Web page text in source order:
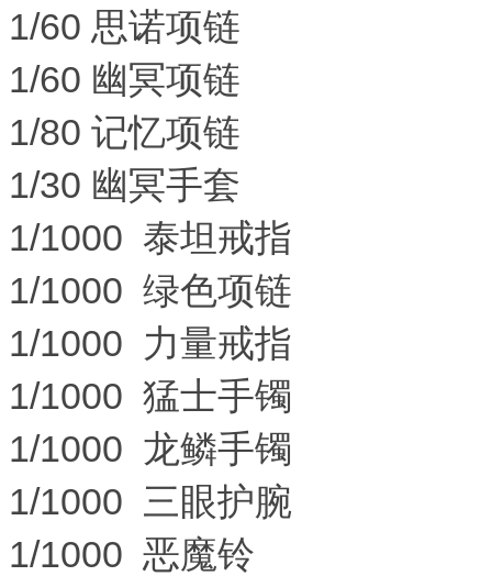
1/60 思诺项链
1/60 幽冥项链
1/80 记忆项链
1/30 幽冥手套
1/1000 泰坦戒指
1/1000 绿色项链
1/1000 力量戒指
1/1000 猛士手镯
1/1000 龙鳞手镯
1/1000 三眼护腕
1/1000 恶魔铃